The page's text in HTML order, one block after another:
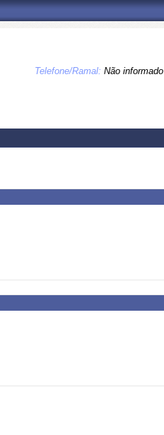
Telefone/Ramal: Não informado